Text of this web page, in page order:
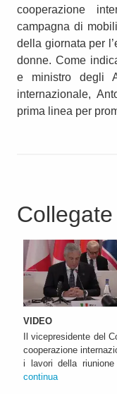
cooperazione
campagna di
della giornata per
donne. Come
e ministro degli
internazionale,
prima linea per
Collegate
VIDEO
Il vicepresidente del
cooperazione
i lavori della
continua